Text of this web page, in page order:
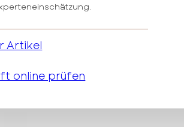
Artikel
online prüfen